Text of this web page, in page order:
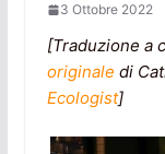
3 Ottobre 2022
[Traduzione a
originale di
Ecologist]